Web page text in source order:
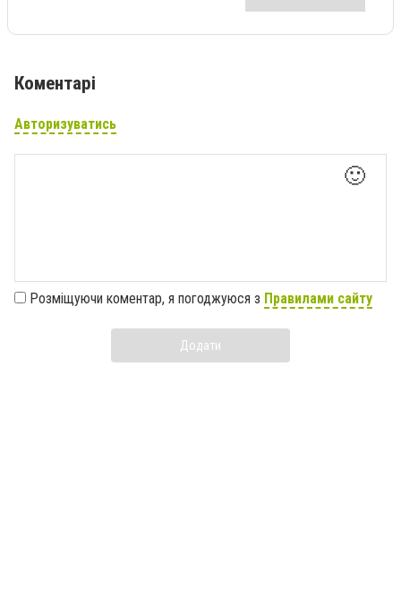
Коментарі
Авторизуватись
🙂
Розміщуючи коментар, я погоджуюся з Правилами сайту
Додати